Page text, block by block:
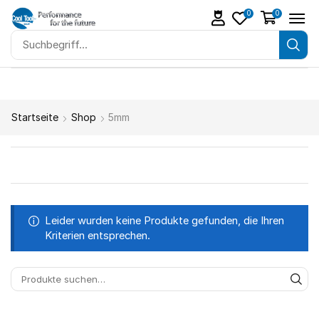
0 0
Startseite Shop 5mm
Leider wurden keine Produkte gefunden, die Ihren
Kriterien entsprechen.